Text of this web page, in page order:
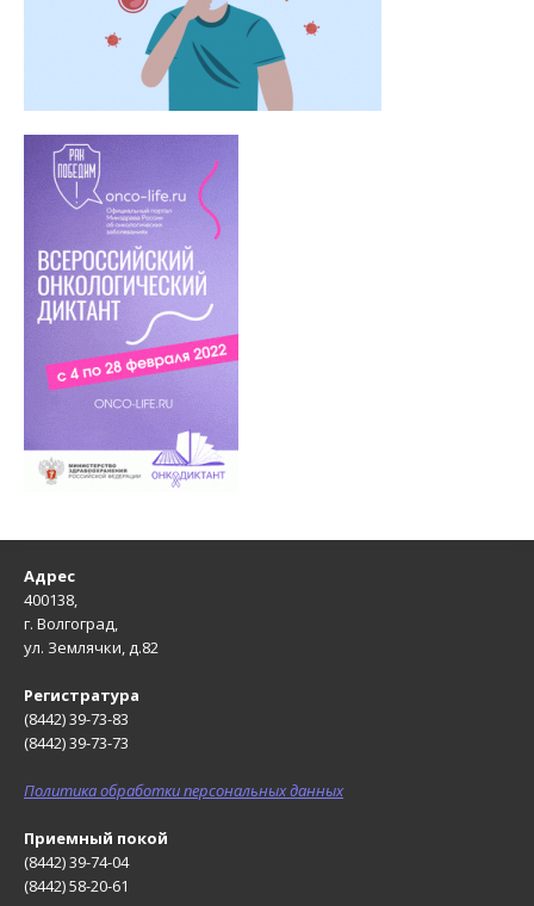
Адрес
400138,
г. Волгоград,
ул. Землячки, д.82
Регистратура
(8442) 39-73-83
(8442) 39-73-73
Политика обработки персональных данных
Приемный покой
(8442) 39-74-04
(8442) 58-20-61